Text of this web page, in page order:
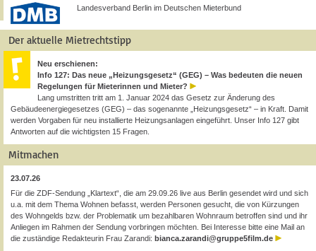
Landesverband Berlin im Deutschen Mieterbund
Der aktuelle Mietrechtstipp
Neu erschienen:
Info 127: Das neue „Heizungsgesetz“ (GEG) – Was bedeuten die neuen
Regelungen für Mieterinnen und Mieter?
Lang umstritten tritt am 1. Januar 2024 das Gesetz zur Änderung des
Gebäudeenergiegesetzes (GEG) – das sogenannte „Heizungsgesetz“ – in Kraft. Damit
werden Vorgaben für neu installierte Heizungsanlagen eingeführt. Unser Info 127 gibt
Antworten auf die wichtigsten 15 Fragen.
Mitmachen
23.07.26
Für die ZDF-Sendung „Klartext“, die am 29.09.26 live aus Berlin gesendet wird und sich
u.a. mit dem Thema Wohnen befasst, werden Personen gesucht, die von Kürzungen
des Wohngelds bzw. der Problematik um bezahlbaren Wohnraum betroffen sind und ihr
Anliegen im Rahmen der Sendung vorbringen möchten. Bei Interesse bitte eine Mail an
die zuständige Redakteurin Frau Zarandi: bianca.zarandi@gruppe5film.de